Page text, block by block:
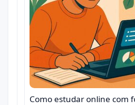
Como estudar online com